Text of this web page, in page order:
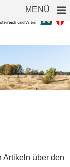
MENÜ
Artikeln über den